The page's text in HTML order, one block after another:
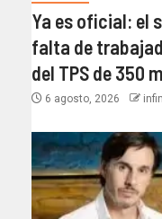
Ya es oficial: el
falta de
del TPS de 350
6 agosto, 2026